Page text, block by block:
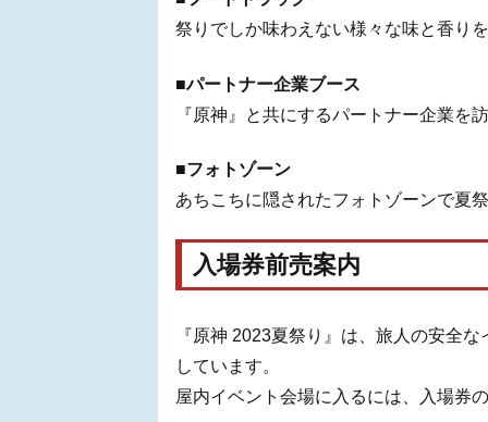
祭りでしか味わえない様々な味と香り
■パートナー企業ブース
『原神』と共にするパートナー企業を
■フォトゾーン
あちこちに隠されたフォトゾーンで夏
入場券前売案内
『原神 2023夏祭り』は、旅人の安全
しています。
屋内イベント会場に入るには、入場券